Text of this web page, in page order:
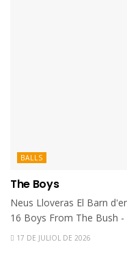
BALLS
The Boys
Neus Lloveras El Barn
16 Boys From The Bush -
17 DE JULIOL DE 2026